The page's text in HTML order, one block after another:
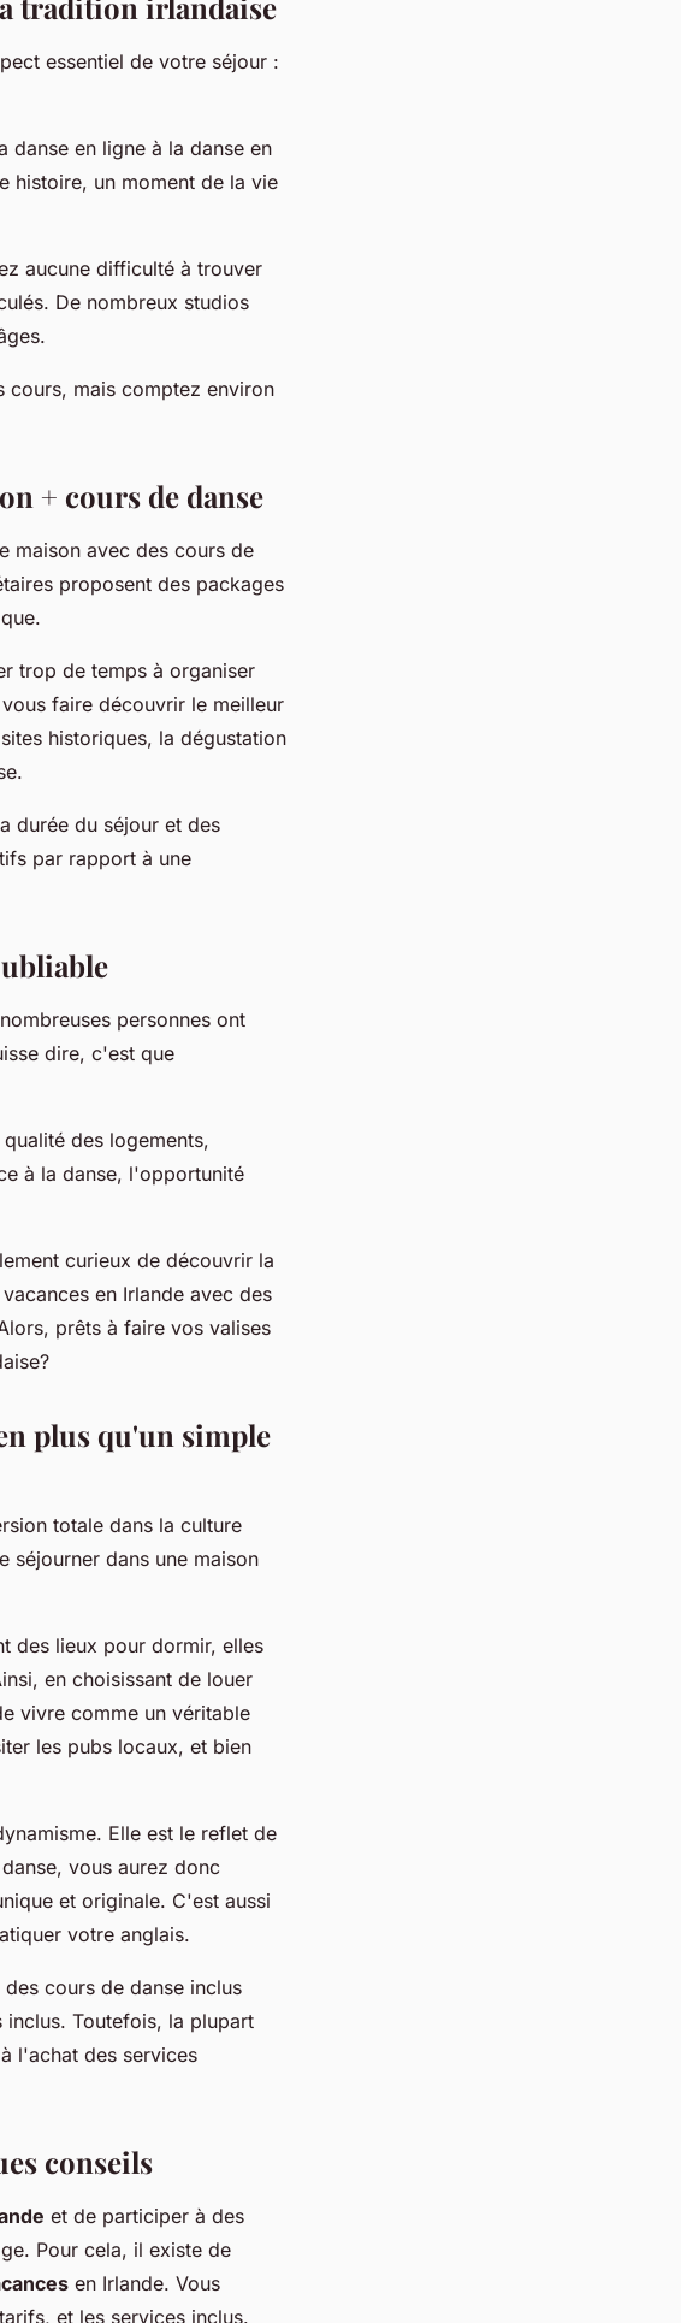
essentiel de votre séjour :
danse en ligne à la danse en
histoire, un moment de la vie
aucune difficulté à trouver
De nombreux studios
cours, mais comptez environ
+ cours de danse
maison avec des cours de
proposent des packages
trop de temps à organiser
faire découvrir le meilleur
historiques, la dégustation
durée du séjour et des
par rapport à une
personnes ont
dire, c'est que
des logements,
à la danse, l'opportunité
curieux de découvrir la
en Irlande avec des
prêts à faire vos valises
plus qu'un simple
totale dans la culture
séjourner dans une maison
des lieux pour dormir, elles
en choisissant de louer
vivre comme un véritable
les pubs locaux, et bien
Elle est le reflet de
vous aurez donc
et originale. C'est aussi
votre anglais.
cours de danse inclus
Toutefois, la plupart
l'achat des services
conseils
et de participer à des
Pour cela, il existe de
en Irlande. Vous
et les services inclus.